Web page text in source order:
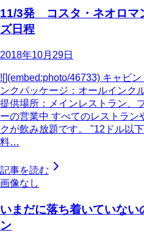
11/3発 コスタ・ネオロ
ズ日程
2018年10月29日
![](embed:photo/46733) キャビ
ンクパッケージ：オールインク
提供場所：メインレストラン、
ーの営業中 すべてのレストラン
クが飲み放題です。 "12ドル以
料…
記事を読む
画像なし
いまだに落ち着いていな
ン